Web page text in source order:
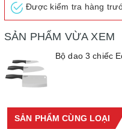
đại cho không gian bếp nhà
Được kiểm tra hàng
SẢN PHẨM VỪA XEM
Bộ dao 3 chiếc
SẢN PHẨM CÙNG LOẠI